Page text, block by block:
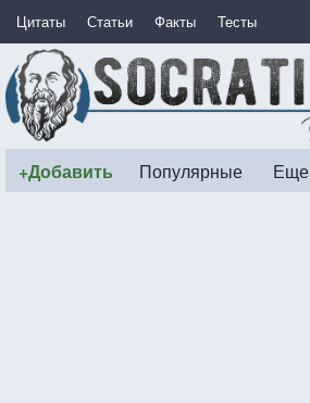
Цитаты Статьи Факты Тесты
+Добавить Популярные Еще